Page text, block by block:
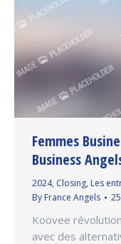
Femmes
Business
2024, Closing, Les
By France Angels
Koovee
avec des